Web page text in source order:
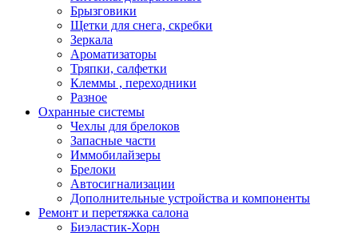
Брызговики
Щетки для снега, скребки
Зеркала
Ароматизаторы
Тряпки, салфетки
Клеммы , переходники
Разное
Охранные системы
Чехлы для брелоков
Запасные части
Иммобилайзеры
Брелоки
Автосигнализации
Дополнительные устройства и компоненты
Ремонт и перетяжка салона
Биэластик-Хорн